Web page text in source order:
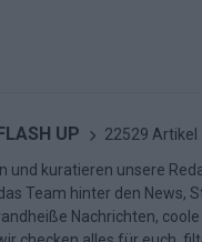
UP 22529 Artikel
und kuratieren unsere
Team hinter den News,
Nachrichten,